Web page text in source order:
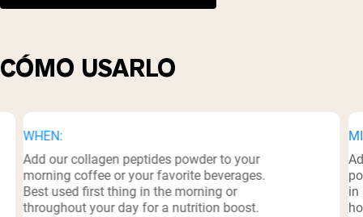
CÓMO USARLO
WHEN:
Add our collagen peptides powder to your
morning coffee or your favorite beverages.
Best used first thing in the morning or
throughout your day for a nutrition boost.
in